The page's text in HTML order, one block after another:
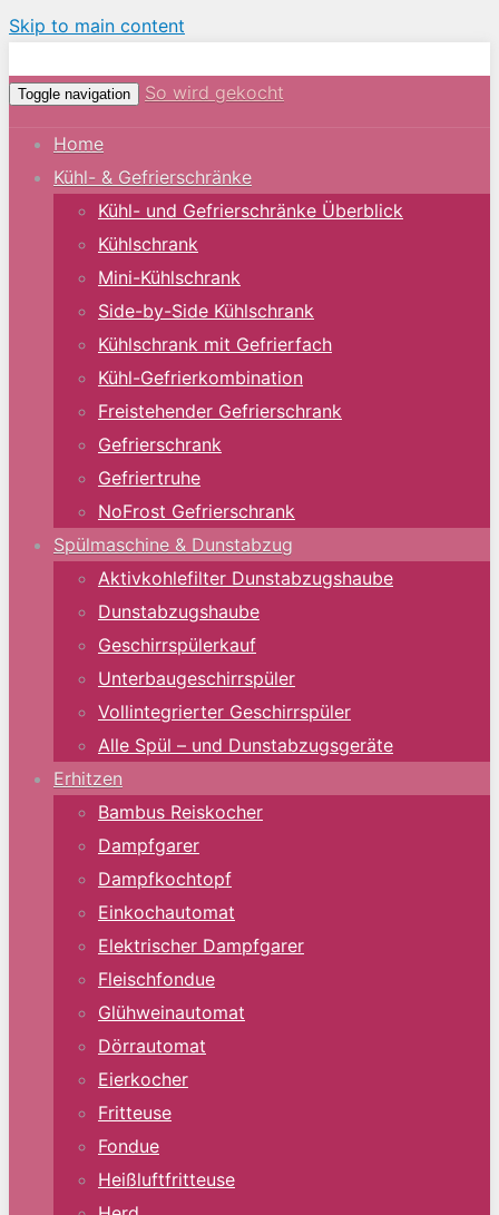
Skip to main content
Toggle navigation So wird gekocht
Home
Kühl- & Gefrierschränke
Kühl- und Gefrierschränke Überblick
Kühlschrank
Mini-Kühlschrank
Side-by-Side Kühlschrank
Kühlschrank mit Gefrierfach
Kühl-Gefrierkombination
Freistehender Gefrierschrank
Gefrierschrank
Gefriertruhe
NoFrost Gefrierschrank
Spülmaschine & Dunstabzug
Aktivkohlefilter Dunstabzugshaube
Dunstabzugshaube
Geschirrspülerkauf
Unterbaugeschirrspüler
Vollintegrierter Geschirrspüler
Alle Spül – und Dunstabzugsgeräte
Erhitzen
Bambus Reiskocher
Dampfgarer
Dampfkochtopf
Einkochautomat
Elektrischer Dampfgarer
Fleischfondue
Glühweinautomat
Dörrautomat
Eierkocher
Fritteuse
Fondue
Heißluftfritteuse